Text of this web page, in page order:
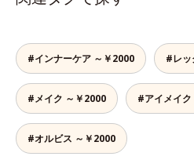
開の「ネイルポリッシュ」、質感に
いろいろな表情のネイルが楽しめま
す。
#インナーケア ～￥2000 #レッ
#メイク ～￥2000 #アイメイ
#オルビス ～￥2000